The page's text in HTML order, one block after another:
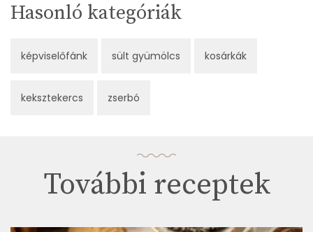
Hasonló kategóriák
képviselőfánk sült gyümölcs kosárkák
keksztekercs zserbó
További receptek